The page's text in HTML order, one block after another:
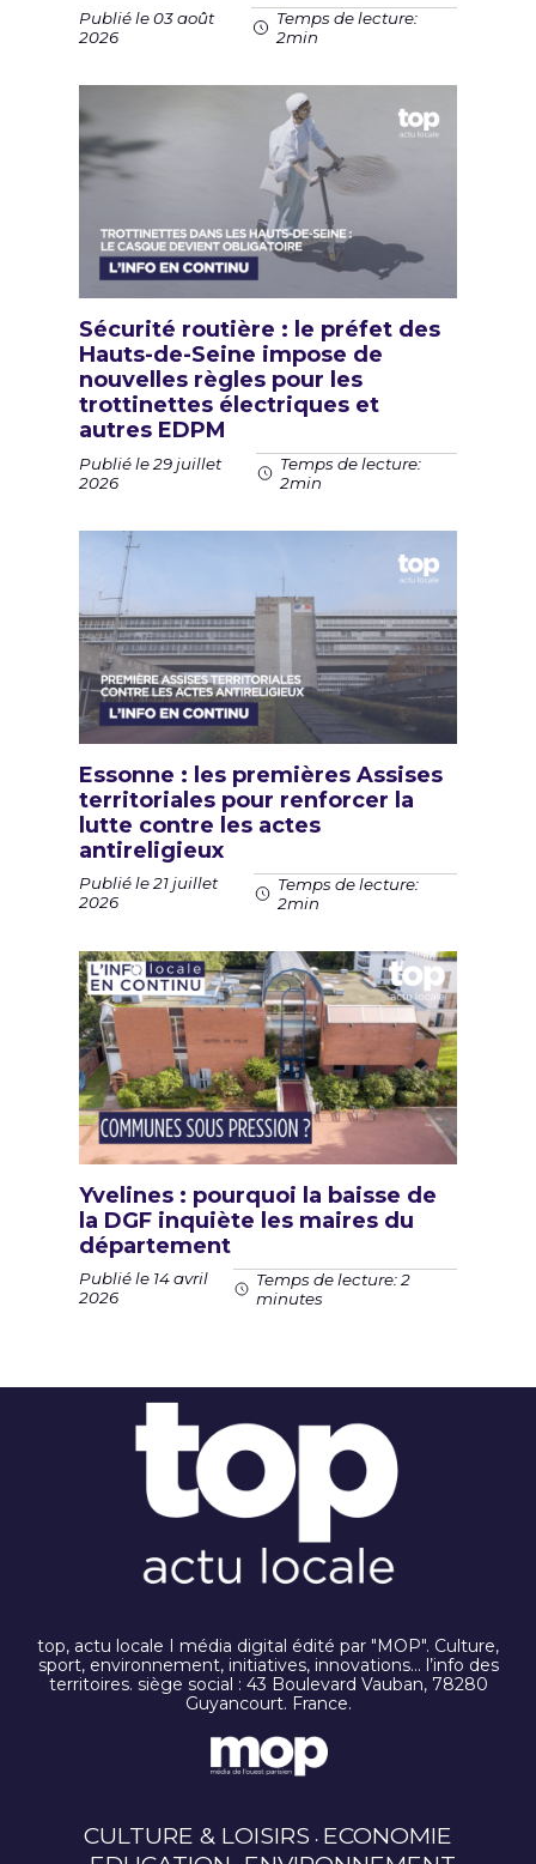
Publié le 03 août
2026
Temps de lecture:
2min
Sécurité routière : le préfet des
Hauts-de-Seine impose de
nouvelles règles pour les
trottinettes électriques et
autres EDPM
Publié le 29 juillet
2026
Temps de lecture:
2min
Essonne : les premières Assises
territoriales pour renforcer la
lutte contre les actes
antireligieux
Publié le 21 juillet
2026
Temps de lecture:
2min
Yvelines : pourquoi la baisse de
la DGF inquiète les maires du
département
Publié le 14 avril
2026
Temps de lecture: 2
minutes
top, actu locale I média digital édité par "MOP". Culture,
sport, environnement, initiatives, innovations… l’info des
territoires. siège social : 43 Boulevard Vauban, 78280
Guyancourt. France.
CULTURE & LOISIRS ECONOMIE